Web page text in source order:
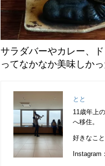
サラダバーやカレー、
ってなかなか美味しかっ
とと
11歳年上
へ移住。
好きなこ
Instagram